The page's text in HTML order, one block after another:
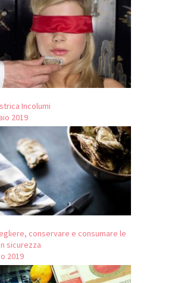
Incolumi
2019
conservare e consumare le
sicurezza
2019